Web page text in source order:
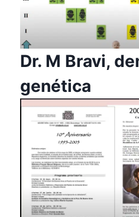
Dr. M Bravi,
genética